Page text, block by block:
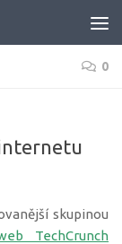
0
skupinou
TechCrunch